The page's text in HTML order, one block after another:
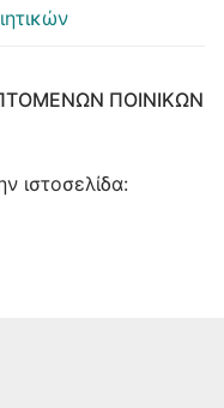
ΠΟΙΝΙΚΏΝ
ιστοσελίδα: